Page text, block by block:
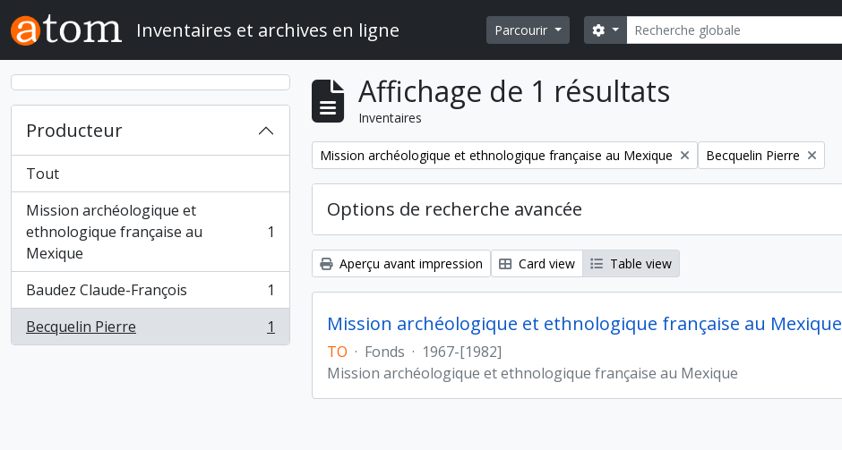
Skip to main content
Inventaires et archives en ligne Parcourir Rechercher
Search options
Producteur
Tout
Mission archéologique et
ethnologique française au
Mexique
, 1 résultats 1
Baudez Claude-François
, 1 résultats
1
Becquelin Pierre
, 1 résultats 1
Affichage de 1 résultats
Inventaires
Remove filter:
Mission archéologique et ethnologique française au Mexique Remove filter:
Becquelin Pierre
Options de recherche avancée
Aperçu avant impression Card view Table view
Mission archéologique et ethnologique française au Mexique
TO · Fonds · 1967-[1982]
Mission archéologique et ethnologique française au Mexique